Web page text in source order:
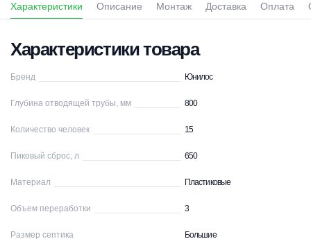
Характеристики Описание Монтаж Доставка Оплата
Характеристики товара
Бренд Юнилос
Глубина отводящей трубы, мм 800
Количество человек 15
Пиковый сброс, л 650
Материал Пластиковые
Объем переработки 3
Размер септика Большие